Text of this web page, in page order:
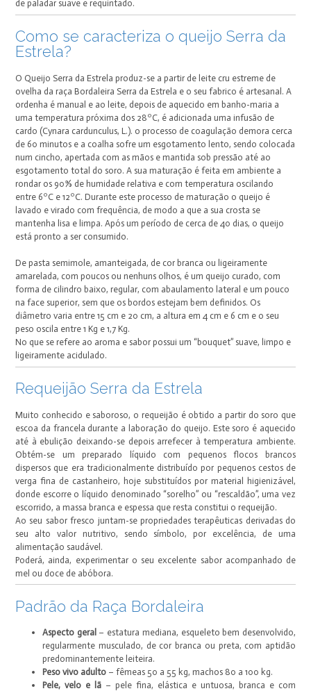
de paladar suave e requintado.
Como se caracteriza o queijo Serra da
Estrela?
O Queijo Serra da Estrela produz-se a partir de leite cru estreme de
ovelha da raça Bordaleira Serra da Estrela e o seu fabrico é artesanal. A
ordenha é manual e ao leite, depois de aquecido em banho-maria a
uma temperatura próxima dos 28ºC, é adicionada uma infusão de
cardo (Cynara cardunculus, L.). o processo de coagulação demora cerca
de 60 minutos e a coalha sofre um esgotamento lento, sendo colocada
num cincho, apertada com as mãos e mantida sob pressão até ao
esgotamento total do soro. A sua maturação é feita em ambiente a
rondar os 90% de humidade relativa e com temperatura oscilando
entre 6ºC e 12ºC. Durante este processo de maturação o queijo é
lavado e virado com frequência, de modo a que a sua crosta se
mantenha lisa e limpa. Após um período de cerca de 40 dias, o queijo
está pronto a ser consumido.
De pasta semimole, amanteigada, de cor branca ou ligeiramente
amarelada, com poucos ou nenhuns olhos, é um queijo curado, com
forma de cilindro baixo, regular, com abaulamento lateral e um pouco
na face superior, sem que os bordos estejam bem definidos. Os
diâmetro varia entre 15 cm e 20 cm, a altura em 4 cm e 6 cm e o seu
peso oscila entre 1 Kg e 1,7 Kg.
No que se refere ao aroma e sabor possui um “bouquet” suave, limpo e
ligeiramente acidulado.
Requeijão Serra da Estrela
Muito conhecido e saboroso, o requeijão é obtido a partir do soro que
escoa da francela durante a laboração do queijo. Este soro é aquecido
até à ebulição deixando-se depois arrefecer à temperatura ambiente.
Obtém-se um preparado líquido com pequenos flocos brancos
dispersos que era tradicionalmente distribuído por pequenos cestos de
verga fina de castanheiro, hoje substituídos por material higienizável,
donde escorre o líquido denominado “sorelho” ou “rescaldão”, uma vez
escorrido, a massa branca e espessa que resta constitui o requeijão.
Ao seu sabor fresco juntam-se propriedades terapêuticas derivadas do
seu alto valor nutritivo, sendo símbolo, por excelência, de uma
alimentação saudável.
Poderá, ainda, experimentar o seu excelente sabor acompanhado de
mel ou doce de abóbora.
Padrão da Raça Bordaleira
Aspecto geral – estatura mediana, esqueleto bem desenvolvido,
regularmente musculado, de cor branca ou preta, com aptidão
predominantemente leiteira.
Peso vivo adulto – fêmeas 50 a 55 kg, machos 80 a 100 kg.
Pele, velo e lã – pele fina, elástica e untuosa, branca e com